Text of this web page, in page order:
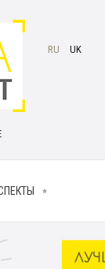
RU UK